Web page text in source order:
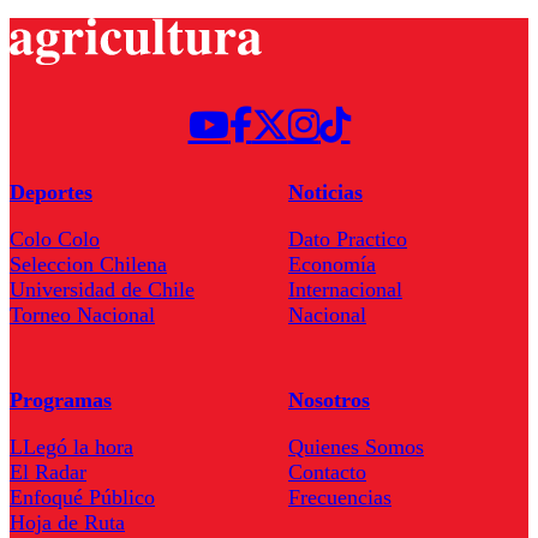
Deportes
Colo Colo
Seleccion Chilena
Universidad de Chile
Torneo Nacional
Noticias
Dato Practico
Economía
Internacional
Nacional
Programas
LLegó la hora
El Radar
Enfoqué Público
Hoja de Ruta
Nosotros
Quienes Somos
Contacto
Frecuencias